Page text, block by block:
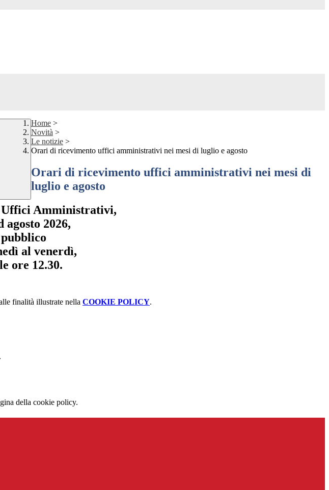
Home >
Novità >
Le notizie >
Orari di ricevimento uffici amministrativi nei mesi di luglio e agosto
Orari di ricevimento uffici amministrativi nei mesi di
luglio e agosto
Amministrativi,
agosto 2026,
al venerdì,
ore 12.30.
finalità illustrate nella COOKIE POLICY.
della cookie policy.